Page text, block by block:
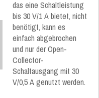
das eine Schaltleistung
bis 30 V/1 A bietet, nicht
benötigt, kann es
einfach abgebrochen
und nur der Open-
Collector-
Schaltausgang mit 30
V/0,5 A genutzt werden.